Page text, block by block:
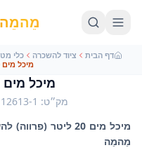
מֵהמֵה
דף הבית ציוד להשכרה כלי
מיכל מים 20 ליטר (פרווה)
מיכל מים 20 ליטר (פרווה)
מק״ט:
12613-1
מיכל מים 20 ליטר
מֵהמֵה